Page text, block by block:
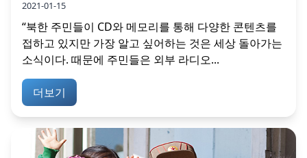
2021-01-15
“북한 주민들이 CD와 메모리를 통해 다양한 콘텐츠를
접하고 있지만 가장 알고 싶어하는 것은 세상 돌아가는
소식이다. 때문에 주민들은 외부 라디오...
더보기